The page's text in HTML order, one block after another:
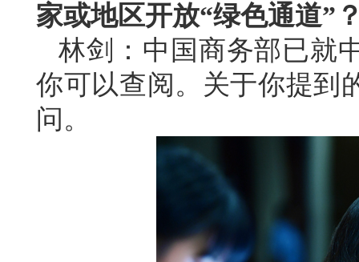
家或地区开放“绿色通道”
林剑：中国商务部已就
你可以查阅。关于你提到
问。